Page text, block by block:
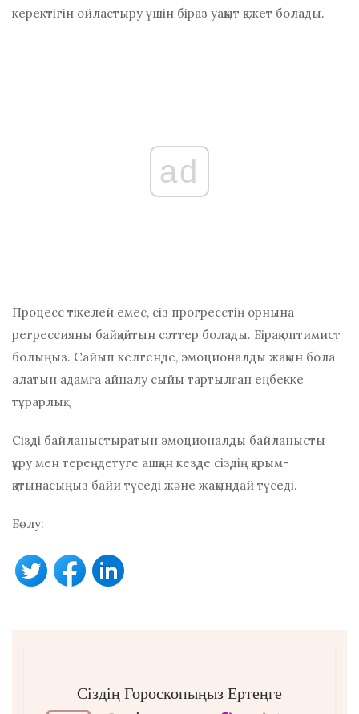
керектігін ойластыру үшін біраз уақыт қажет болады.
ad
Процесс тікелей емес, сіз прогресстің орнына
регрессияны байқайтын сәттер болады. Бірақ оптимист
болыңыз. Сайып келгенде, эмоционалды жақын бола
алатын адамға айналу сыйы тартылған еңбекке
тұрарлық.
Сізді байланыстыратын эмоционалды байланысты
құру мен тереңдетуге ашқан кезде сіздің қарым-
қатынасыңыз байи түседі және жақындай түседі.
Бөлу:
Сіздің Гороскопыңыз Ертеңге